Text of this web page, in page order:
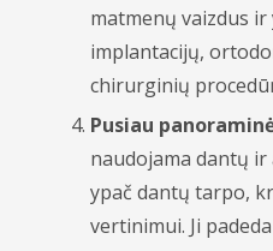
Ultragarsiniai
Urologija
matmenų vaizdus
implantacijų,
chirurginių
Pusiau
naudojama dantų
ypač dantų tarpo,
vertinimui. Ji